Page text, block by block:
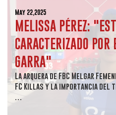
May 22,2025
MELISSA PÉREZ:
CARACTERIZADO
GARRA"
La arquera de FBC Melgar
FC Killas y la importancia del